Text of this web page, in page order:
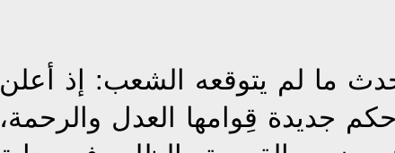
لم يتوقعه الشعب: إذ أعلن
جديدة قِوامها العدل والرحمة،